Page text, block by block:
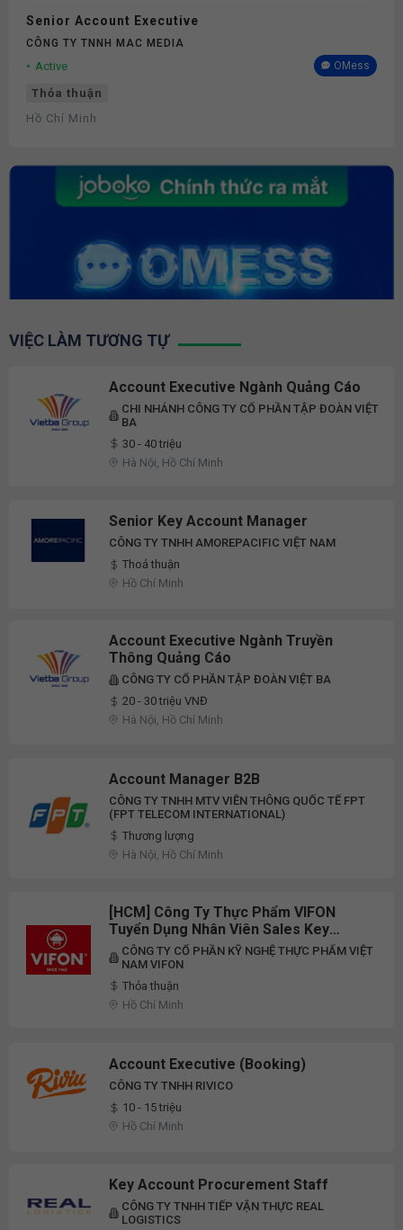
Senior Account Executive
CÔNG TY TNNH MAC MEDIA
Active OMess
Thỏa thuận
Hồ Chí Minh
VIỆC LÀM TƯƠNG TỰ
Account Executive Ngành Quảng Cáo
CHI NHÁNH CÔNG TY CỔ PHẦN TẬP ĐOÀN VIỆT
BA
30 - 40 triệu
Hà Nội, Hồ Chí Minh
Senior Key Account Manager
CÔNG TY TNHH AMOREPACIFIC VIỆT NAM
Thoả thuận
Hồ Chí Minh
Account Executive Ngành Truyền
Thông Quảng Cáo
CÔNG TY CỔ PHẦN TẬP ĐOÀN VIỆT BA
20 - 30 triệu VNĐ
Hà Nội, Hồ Chí Minh
Account Manager B2B
CÔNG TY TNHH MTV VIỄN THÔNG QUỐC TẾ FPT
(FPT TELECOM INTERNATIONAL)
Thương lượng
Hà Nội, Hồ Chí Minh
[HCM] Công Ty Thực Phẩm VIFON
Tuyển Dụng Nhân Viên Sales Key
Account (KA) Full-Time 2026
CÔNG TY CỔ PHẦN KỸ NGHỆ THỰC PHẨM VIỆT
NAM VIFON
Thỏa thuận
Hồ Chí Minh
Account Executive (Booking)
CÔNG TY TNHH RIVICO
10 - 15 triệu
Hồ Chí Minh
Key Account Procurement Staff
CÔNG TY TNHH TIẾP VẬN THỰC REAL
LOGISTICS